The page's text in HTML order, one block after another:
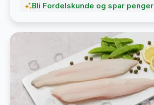
Bli Fordelskunde og spar penger